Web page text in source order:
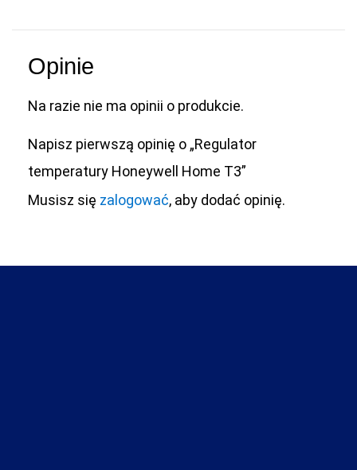
Opinie
Na razie nie ma opinii o produkcie.
Napisz pierwszą opinię o „Regulator
temperatury Honeywell Home T3”
Musisz się zalogować, aby dodać opinię.